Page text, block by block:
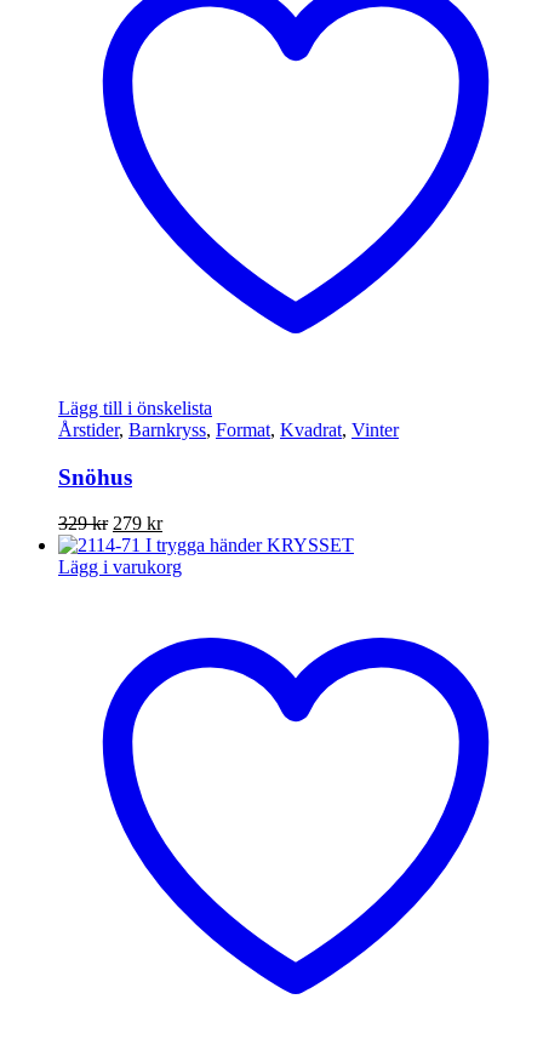
Lägg till i önskelista
Årstider, Barnkryss, Format, Kvadrat, Vinter
Snöhus
329kr Det
ursprungliga
priset
279 krDet
nuvarande
priset
Lägg i varukorg